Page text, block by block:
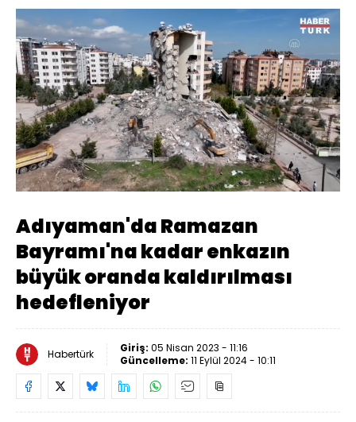
Sesi
Aç
Yüklendi:
14.22%
Oynatma
Hızı
Adıyaman'da Ramazan
Bayramı'na kadar enkazın
büyük oranda kaldırılması
hedefleniyor
Habertürk Giriş: 05 Nisan 2023 - 11:16
Güncelleme: 11 Eylül 2024 - 10:11